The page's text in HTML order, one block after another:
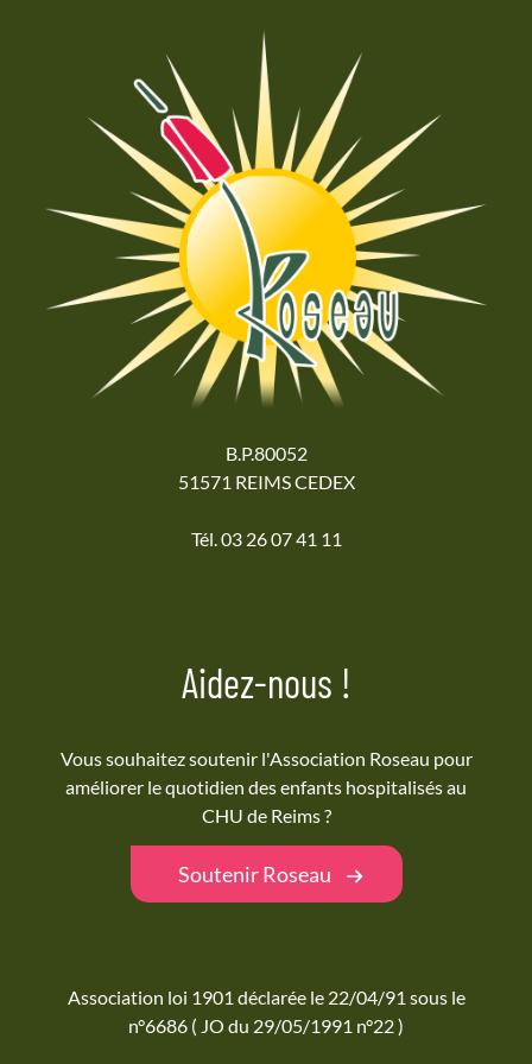
B.P.80052
51571 REIMS CEDEX
Tél. 03 26 07 41 11
Aidez-nous !
Vous souhaitez soutenir l'Association Roseau pour
améliorer le quotidien des enfants hospitalisés au
CHU de Reims ?
Soutenir Roseau
Association loi 1901 déclarée le 22/04/91 sous le
n°6686 ( JO du 29/05/1991 n°22 )